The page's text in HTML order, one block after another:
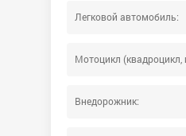
Легковой автомобиль:
Мотоцикл (квадроцикл,
Внедорожник: